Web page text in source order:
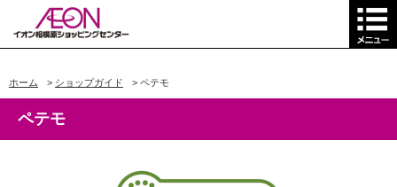
ホーム > ショップガイド > ペテモ
ペテモ